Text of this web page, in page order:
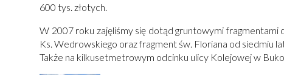
600 tys. złotych.
W 2007 roku zajęliśmy się dotąd gruntowymi
Ks. Wedrowskiego oraz fragment św. Floriana od siedmiu
Także na kilkusetmetrowym odcinku ulicy Kolejowej w